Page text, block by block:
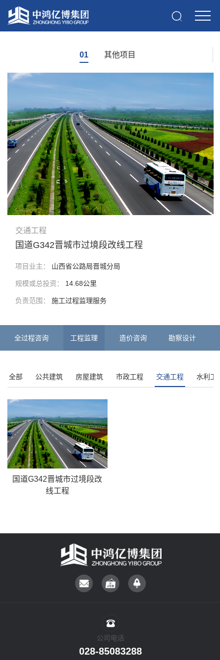
01 其他项目
交通工程
国道G342晋城市过境段改线工程
项目业主： 山西省公路局晋城分局
规模或总投资： 14.68公里
负责范围： 施工过程监理服务
全过程咨询 工程监理 造价咨询 勘察设计
全部 公共建筑 房屋建筑 市政工程 交通工程 水利工
国道G342晋城市过境段改
线工程
公司电话
028-85083288